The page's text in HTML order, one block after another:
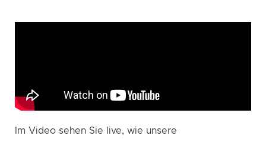
Im Video sehen Sie live, wie unsere